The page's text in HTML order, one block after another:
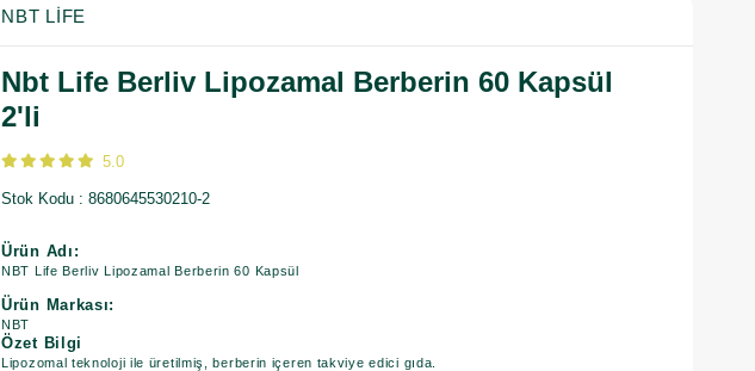
NBT LIFE
Nbt Life Berliv Lipozamal Berberin 60 Kapsül
2'li
5.0
Stok Kodu 8680645530210-2
Ürün Adı:
NBT Life Berliv Lipozamal Berberin 60 Kapsül
Ürün Markası:
NBT
Özet Bilgi
Lipozomal teknoloji ile üretilmiş, berberin içeren takviye edici gıda.